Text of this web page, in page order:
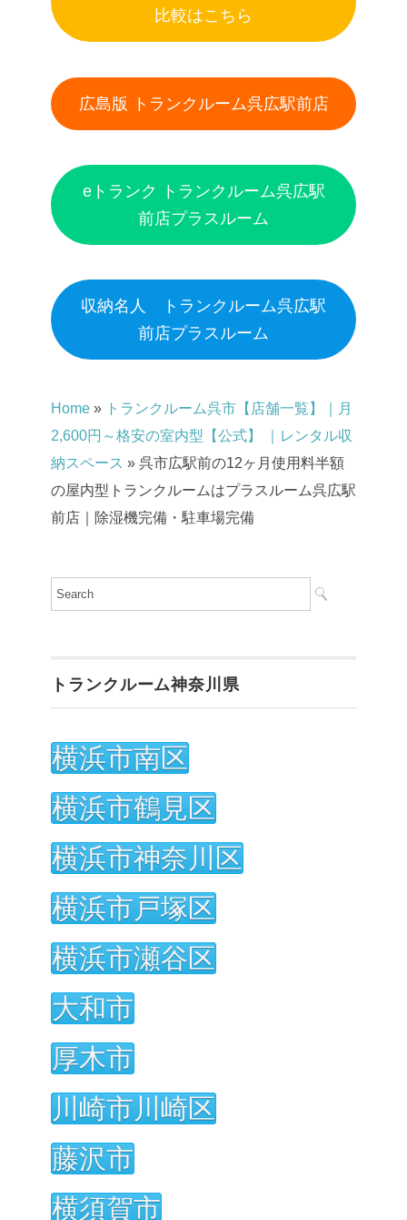
比較はこちら
広島版 トランクルーム呉広駅前店
eトランク トランクルーム呉広駅
前店プラスルーム
収納名人 トランクルーム呉広駅
前店プラスルーム
Home » トランクルーム呉市【店舗一覧】｜月
2,600円～格安の室内型【公式】 ｜レンタル収
納スペース » 呉市広駅前の12ヶ月使用料半額
の屋内型トランクルームはプラスルーム呉広駅
前店｜除湿機完備・駐車場完備
トランクルーム神奈川県
横浜市南区
横浜市鶴見区
横浜市神奈川区
横浜市戸塚区
横浜市瀬谷区
大和市
厚木市
川崎市川崎区
藤沢市
横須賀市